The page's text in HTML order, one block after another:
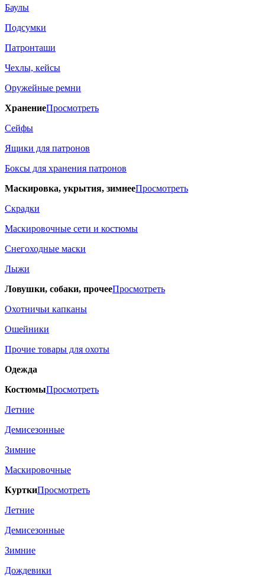
Баулы
Подсумки
Патронташи
Чехлы, кейсы
Оружейные ремни
ХранениеПросмотреть
Сейфы
Ящики для патронов
Боксы для хранения патронов
Маскировка, укрытия, зимнееПросмотреть
Скрадки
Маскировочные сети и костюмы
Снегоходные маски
Лыжи
Ловушки, собаки, прочееПросмотреть
Охотничьи капканы
Ошейники
Прочие товары для охоты
Одежда
КостюмыПросмотреть
Летние
Демисезонные
Зимние
Маскировочные
КурткиПросмотреть
Летние
Демисезонные
Зимние
Дождевики